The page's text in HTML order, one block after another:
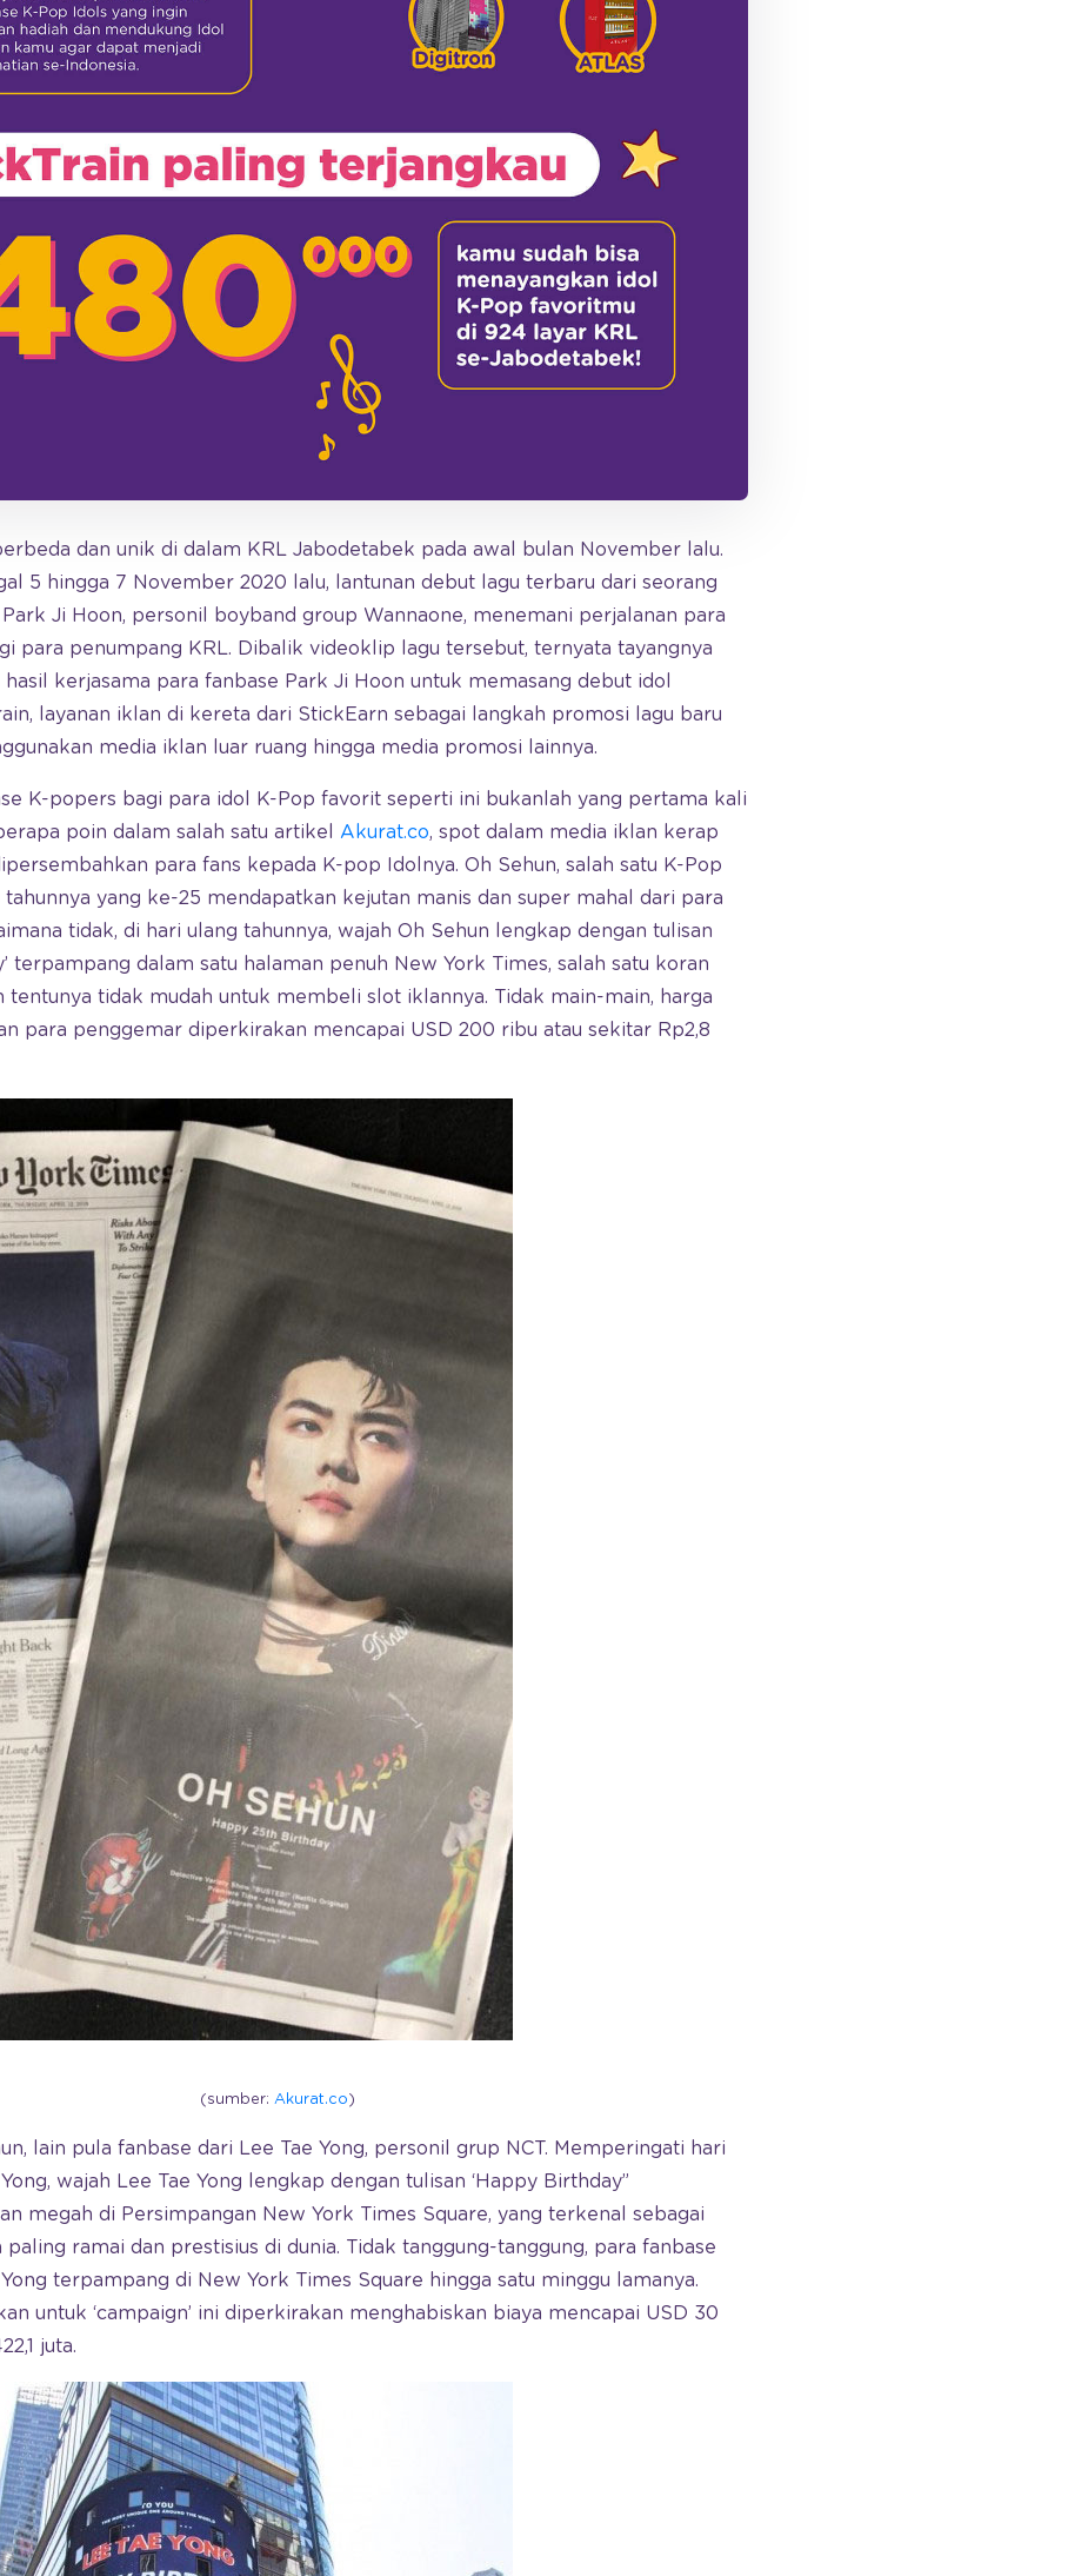
dan unik di dalam KRL Jabodetabek pada awal bulan November lalu.
5 hingga 7 November 2020 lalu, lantunan debut lagu terbaru dari seorang
Ji Hoon, personil boyband group Wannaone, menemani perjalanan para
para penumpang KRL. Dibalik videoklip lagu tersebut, ternyata tayangnya
kerjasama para fanbase Park Ji Hoon untuk memasang debut idol
layanan iklan di kereta dari StickEarn sebagai langkah promosi lagu baru
media iklan luar ruang hingga media promosi lainnya.
K-popers bagi para idol K-Pop favorit seperti ini bukanlah yang pertama kali
poin dalam salah satu artikel Akurat.co, spot dalam media iklan kerap
para fans kepada K-pop Idolnya. Oh Sehun, salah satu K-Pop
tahunnya yang ke-25 mendapatkan kejutan manis dan super mahal dari para
tidak, di hari ulang tahunnya, wajah Oh Sehun lengkap dengan tulisan
terpampang dalam satu halaman penuh New York Times, salah satu koran
tentunya tidak mudah untuk membeli slot iklannya. Tidak main-main, harga
para penggemar diperkirakan mencapai USD 200 ribu atau sekitar Rp2,8
(sumber: Akurat.co )
lain pula fanbase dari Lee Tae Yong, personil grup NCT. Memperingati hari
wajah Lee Tae Yong lengkap dengan tulisan ‘Happy Birthday”
megah di Persimpangan New York Times Square, yang terkenal sebagai
paling ramai dan prestisius di dunia. Tidak tanggung-tanggung, para fanbase
terpampang di New York Times Square hingga satu minggu lamanya.
untuk ‘campaign’ ini diperkirakan menghabiskan biaya mencapai USD 30
juta.